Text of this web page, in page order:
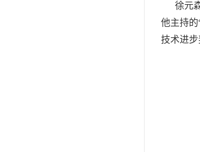
徐元
他主持
技术进步